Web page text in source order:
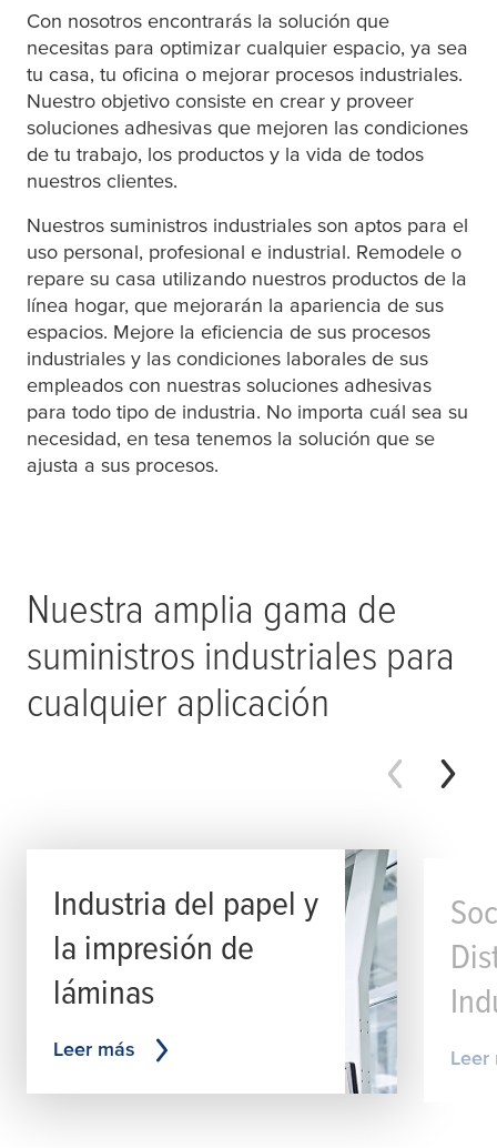
Con nosotros encontrarás la solución que
necesitas para optimizar cualquier espacio, ya sea
tu casa, tu oficina o mejorar procesos industriales.
Nuestro objetivo consiste en crear y proveer
soluciones adhesivas que mejoren las condiciones
de tu trabajo, los productos y la vida de todos
nuestros clientes.
Nuestros suministros industriales son aptos para el
uso personal, profesional e industrial. Remodele o
repare su casa utilizando nuestros productos de la
línea hogar, que mejorarán la apariencia de sus
espacios. Mejore la eficiencia de sus procesos
industriales y las condiciones laborales de sus
empleados con nuestras soluciones adhesivas
para todo tipo de industria. No importa cuál sea su
necesidad, en tesa tenemos la solución que se
ajusta a sus procesos.
Nuestra amplia gama de
suministros industriales para
cualquier aplicación
Industria del papel y
la impresión de
láminas
Leer más Leer